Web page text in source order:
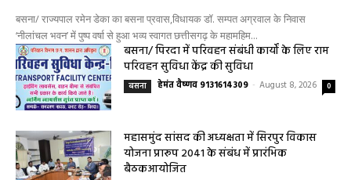
बसना/ राज्यपाल रमेन डेका का बसना प्रवास,विधायक डॉ. सम्पत अग्रवाल के निवास
‘नीलांचल भवन’ में पुष्प वर्षा से हुआ भव्य स्वागत छत्तीसगढ़ के महामहिम...
बसना/ पिरदा में परिवहन संबंधी कार्यों के लिए राम
परिवहन सुविधा केंद्र की सुविधा
बसना हेमंत वैष्णव 9131614309 - August 8, 2026 0
महासमुंद सांसद की अध्यक्षता में सिरपुर विकास
योजना प्रारूप 2041 के संबंध में प्रारंभिक
बैठकआयोजित